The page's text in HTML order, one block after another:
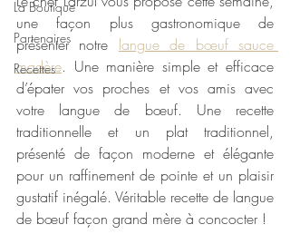
La Boutique
Partenaires
Recettes
une façon plus gastronomique de
présenter notre langue de bœuf sauce
madère. Une manière simple et efficace
d’épater vos proches et vos amis avec
votre langue de bœuf. Une recette
traditionnelle et un plat traditionnel,
présenté de façon moderne et élégante
pour un raffinement de pointe et un plaisir
gustatif inégalé. Véritable recette de langue
de bœuf façon grand mère à concocter !